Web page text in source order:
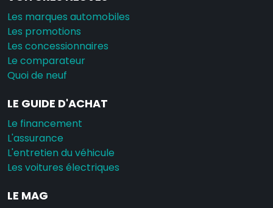
Les marques automobiles
Les promotions
Les concessionnaires
Le comparateur
Quoi de neuf
LE GUIDE D'ACHAT
Le financement
L'assurance
L'entretien du véhicule
Les voitures électriques
LE MAG